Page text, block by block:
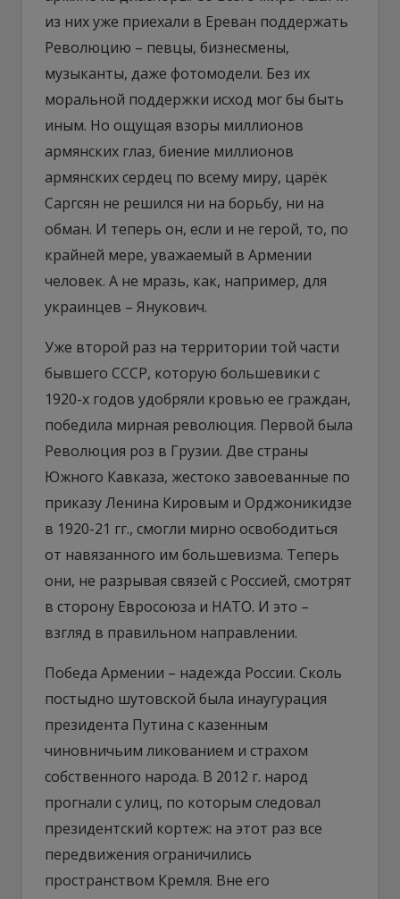
из них уже приехали в Ереван поддержать
Революцию – певцы, бизнесмены,
музыканты, даже фотомодели. Без их
моральной поддержки исход мог бы быть
иным. Но ощущая взоры миллионов
армянских глаз, биение миллионов
армянских сердец по всему миру, царёк
Саргсян не решился ни на борьбу, ни на
обман. И теперь он, если и не герой, то, по
крайней мере, уважаемый в Армении
человек. А не мразь, как, например, для
украинцев – Янукович.
Уже второй раз на территории той части
бывшего СССР, которую большевики с
1920-х годов удобряли кровью ее граждан,
победила мирная революция. Первой была
Революция роз в Грузии. Две страны
Южного Кавказа, жестоко завоеванные по
приказу Ленина Кировым и Орджоникидзе
в 1920-21 гг., смогли мирно освободиться
от навязанного им большевизма. Теперь
они, не разрывая связей с Россией, смотрят
в сторону Евросоюза и НАТО. И это –
взгляд в правильном направлении.
Победа Армении – надежда России. Сколь
постыдно шутовской была инаугурация
президента Путина с казенным
чиновничьим ликованием и страхом
собственного народа. В 2012 г. народ
прогнали с улиц, по которым следовал
президентский кортеж: на этот раз все
передвижения ограничились
пространством Кремля. Вне его